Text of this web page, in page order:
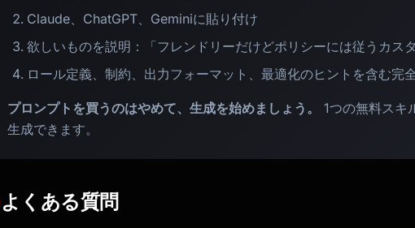
Claude、ChatGPT、Geminiに貼り付け
欲しいものを説明：「フレンドリーだけどポリシーには従うカス
ロール定義、制約、出力フォーマット、最適化のヒントを含む完
プロンプトを買うのはやめて、生成を始めましょう。
1つの無料スキ
生成できます。
よくある質問